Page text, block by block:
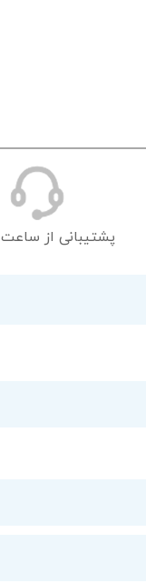
پشتیبانی از ساعت 8 تا 19